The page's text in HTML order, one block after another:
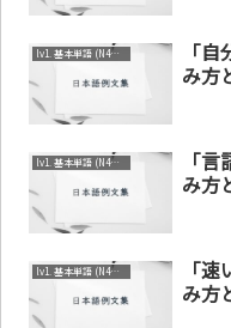
lv1. 基本単語 (N4～N5)
「
み方
lv1. 基本単語 (N4～N5)
「
み方
lv1. 基本単語 (N4～N5)
「
み方